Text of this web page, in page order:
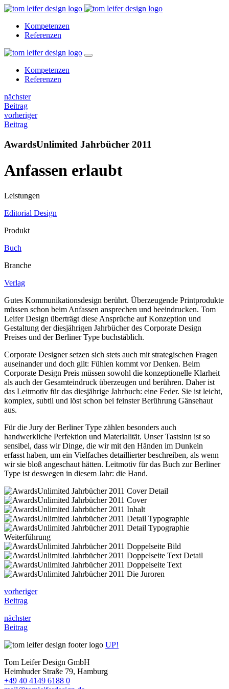
Kompetenzen
Referenzen
Kompetenzen
Referenzen
nächster
Beitrag
vorheriger
Beitrag
AwardsUnlimited Jahrbücher 2011
Anfassen erlaubt
Leistungen
Editorial Design
Produkt
Buch
Branche
Verlag
Gutes Kommunikationsdesign berührt. Überzeugende Printprodukte
müssen schon beim Anfassen ansprechen und beeindrucken. Tom
Leifer Design überträgt diese Ansprüche auf Konzeption und
Gestaltung der diesjährigen Jahrbücher des Corporate Design
Preises und der Berliner Type buchstäblich.
Corporate Designer setzen sich stets auch mit strategischen Fragen
auseinander und doch gilt: Fühlen kommt vor Denken. Beim
Corporate Design Preis müssen sowohl die konzeptionelle Klarheit
als auch der Gesamteindruck überzeugen und berühren. Daher ist
das Leitmotiv für das diesjährige Jahrbuch: eine Feder. Sie ist leicht,
komplex, subtil und löst schon bei feinster Berührung Gänsehaut
aus.
Für die Jury der Berliner Type zählen besonders auch
handwerkliche Perfektion und Materialität. Unser Tastsinn ist so
sensibel, dass wir Dinge, die wir mit den Händen im Dunkeln
erfasst haben, um ein Vielfaches detaillierter beschreiben, als wenn
wir sie bloß angeschaut hätten. Leitmotiv für das Buch zur Berliner
Type ist deswegen in diesem Jahr: die Hand.
vorheriger
Beitrag
nächster
Beitrag
UP!
Tom Leifer Design GmbH
Heimhuder Straße 79, Hamburg
+49 40 4149 6188 0